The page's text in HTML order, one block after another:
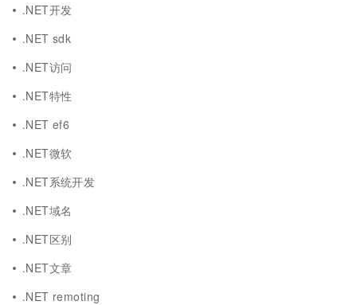
.NET开发
.NET sdk
.NET访问
.NET特性
.NET ef6
.NET微软
.NET系统开发
.NET域名
.NET区别
.NET文章
.NET remoting